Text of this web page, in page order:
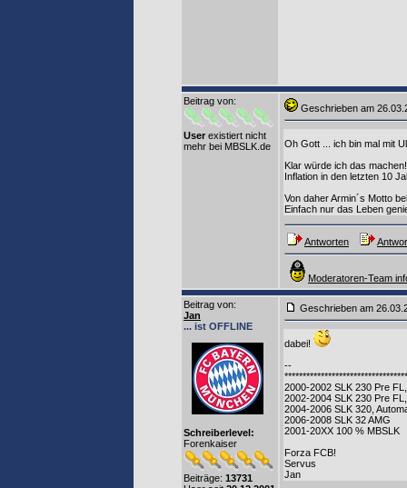
Beitrag von:
User existiert nicht
mehr bei MBSLK.de
Geschrieben am
Oh Gott ... ich bin mal mit
Klar würde ich das
Inflation in den letzten 10
Von daher Armin´s Motto
Einfach nur das Leben
Antworten
Moderatoren-Team
Beitrag von:
Jan
... ist OFFLINE
Schreiberlevel:
Forenkaiser
Beiträge: 13731
Geschrieben am
dabei!
--
2000-2002 SLK 230 Pre
2002-2004 SLK 230 Pre
2004-2006 SLK 320,
2006-2008 SLK 32 AMG
2001-20XX 100 % MBSLK
Forza FCB!
Servus
Jan